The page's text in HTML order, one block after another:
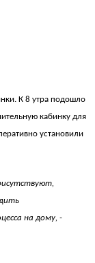
К 8 утра подошло
кабинку для
установили
на дому, -